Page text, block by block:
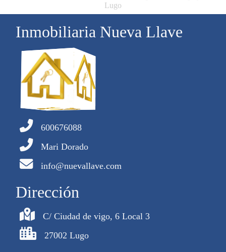
Lugo
Inmobiliaria Nueva Llave
600676088
Mari Dorado
info@nuevallave.com
Dirección
C/ Ciudad de vigo, 6 Local 3
27002 Lugo